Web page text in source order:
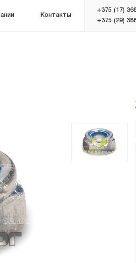
Контакты
+375 (17)
+375 (29)